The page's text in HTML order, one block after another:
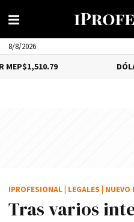
8/8/2026
Tras varios
IPROFESIONAL LEGALES NUEVO